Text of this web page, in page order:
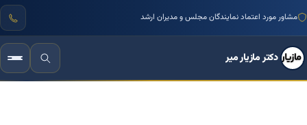
مشاور مورد اعتماد نمایندگان مجلس و مدیران ارشد
دکتر مازیار میر